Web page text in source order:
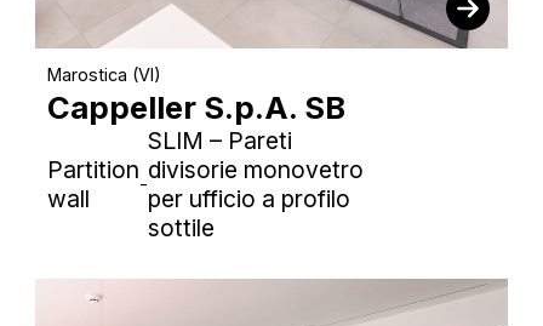
Marostica (VI)
Cappeller S.p.A. SB
Partition
wall
-
SLIM – Pareti
divisorie monovetro
per ufficio a profilo
sottile